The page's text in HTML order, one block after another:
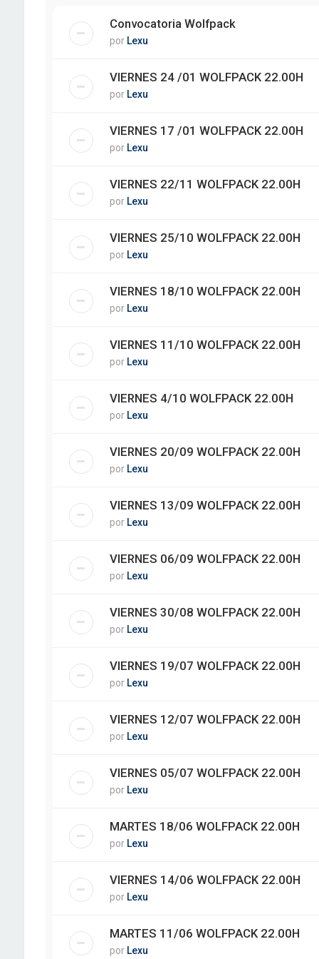
Convocatoria Wolfpack
por Lexu
VIERNES 24 /01 WOLFPACK 22.00H
por Lexu
VIERNES 17 /01 WOLFPACK 22.00H
por Lexu
VIERNES 22/11 WOLFPACK 22.00H
por Lexu
VIERNES 25/10 WOLFPACK 22.00H
por Lexu
VIERNES 18/10 WOLFPACK 22.00H
por Lexu
VIERNES 11/10 WOLFPACK 22.00H
por Lexu
VIERNES 4/10 WOLFPACK 22.00H
por Lexu
VIERNES 20/09 WOLFPACK 22.00H
por Lexu
VIERNES 13/09 WOLFPACK 22.00H
por Lexu
VIERNES 06/09 WOLFPACK 22.00H
por Lexu
VIERNES 30/08 WOLFPACK 22.00H
por Lexu
VIERNES 19/07 WOLFPACK 22.00H
por Lexu
VIERNES 12/07 WOLFPACK 22.00H
por Lexu
VIERNES 05/07 WOLFPACK 22.00H
por Lexu
MARTES 18/06 WOLFPACK 22.00H
por Lexu
VIERNES 14/06 WOLFPACK 22.00H
por Lexu
MARTES 11/06 WOLFPACK 22.00H
por Lexu